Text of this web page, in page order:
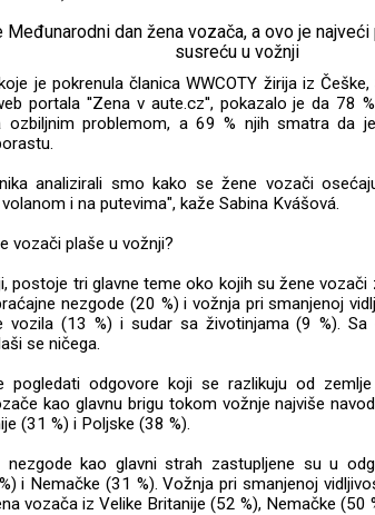
je pokrenula članica WWCOTY žirija iz
portala ''Zena v aute.cz'', pokazalo je da 78
ozbiljnim problemom, a 69 % njih smatra da
analizirali smo kako se žene vozači
i na putevima", kaže Sabina Kvášová.
vozači plaše u vožnji?
postoje tri glavne teme oko kojih su žene vozači
nezgode (20 %) i vožnja pri smanjenoj
vozila (13 %) i sudar sa životinjama (9 %).
se ničega.
pogledati odgovore koji se razlikuju od
kao glavnu brigu tokom vožnje najviše
(31 %) i Poljske (38 %).
nezgode kao glavni strah zastupljene su u
i Nemačke (31 %). Vožnja pri smanjenoj
vozača iz Velike Britanije (52 %), Nemačke (50